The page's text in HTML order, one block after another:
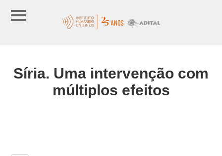
Síria. Uma intervenção com
múltiplos efeitos